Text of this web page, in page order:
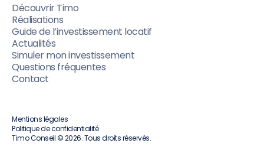
Découvrir Timo
Réalisations
Guide de l’investissement locatif
Actualités
Simuler mon investissement
Questions fréquentes
Contact
Timo Conseil © 2026. Tous droits réservés.
Mentions légales
Politique de confidentialité